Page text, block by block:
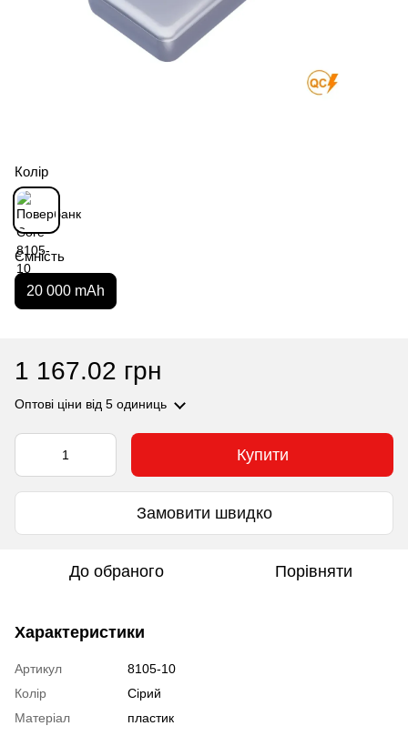
Колір
Ємність
20 000 mAh
1 167.02 грн
Оптові ціни від 5 одиниць
Купити
Замовити швидко
До обраного Порівняти
Характеристики
Артикул
8105-10
Колір
Сірий
Матеріал
пластик